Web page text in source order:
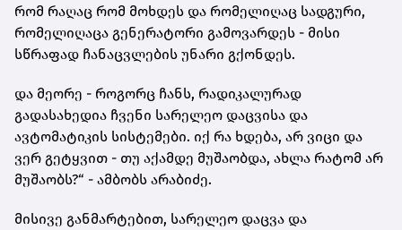
რომ რაღაც რომ მოხდეს და რომელიღაც სადგური,
რომელიღაცა გენერატორი გამოვარდეს - მისი
სწრაფად ჩანაცვლების უნარი გქონდეს.
და მეორე - როგორც ჩანს, რადიკალურად
გადასახედია ჩვენი სარელეო დაცვისა და
ავტომატიკის სისტემები. იქ რა ხდება, არ ვიცი და
ვერ გეტყვით - თუ აქამდე მუშაობდა, ახლა რატომ არ
მუშაობს?“ - ამბობს არაბიძე.
მისივე განმარტებით, სარელეო დაცვა და